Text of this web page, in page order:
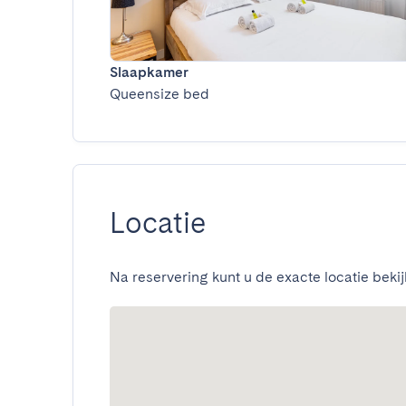
Slaapkamer
Queensize bed
Locatie
Na reservering kunt u de exacte locatie